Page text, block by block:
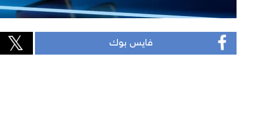
فايس بوك